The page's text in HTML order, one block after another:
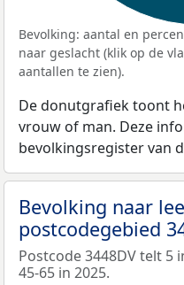
Bevolking: aantal en
naar geslacht (klik op de
aantallen te zien).
De donutgrafiek toont
vrouw of man. Deze
bevolkingsregister van
Bevolking naar
postcodegebied
Postcode 3448DV telt
45-65 in 2025.